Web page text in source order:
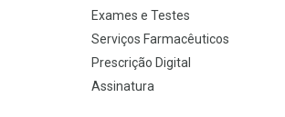
Exames e Testes
Serviços Farmacêuticos
Prescrição Digital
Assinatura